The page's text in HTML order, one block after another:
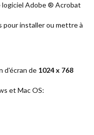
Adobe ® Acrobat
pour installer ou mettre à
d'écran de 1024 x 768
et Mac OS: